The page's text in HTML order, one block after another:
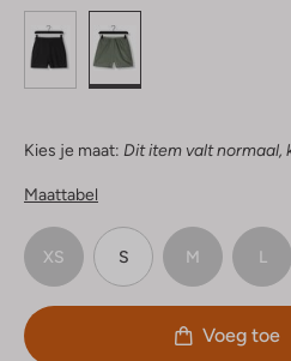
Kies je maat: Dit item valt normaal,
Maattabel
XS S M L
Voeg toe